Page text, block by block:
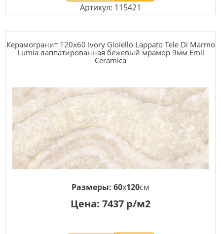
Артикул: 115421
Керамогранит 120x60 Ivory Gioiello Lappato Tele Di Marmo
Lumia лаппатированная бежевый мрамор 9мм Emil
Ceramica
Размеры: 60x120см
Цена: 7437 р/м2